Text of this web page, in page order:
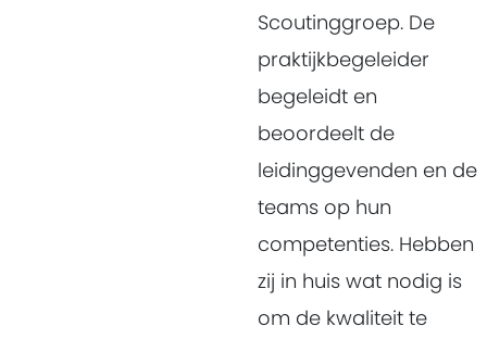
Scoutinggroep. De
praktijkbegeleider
begeleidt en
beoordeelt de
leidinggevenden en de
teams op hun
competenties. Hebben
zij in huis wat nodig is
om de kwaliteit te